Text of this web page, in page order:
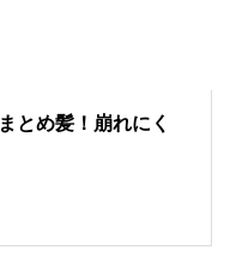
とめ髪！崩れにく